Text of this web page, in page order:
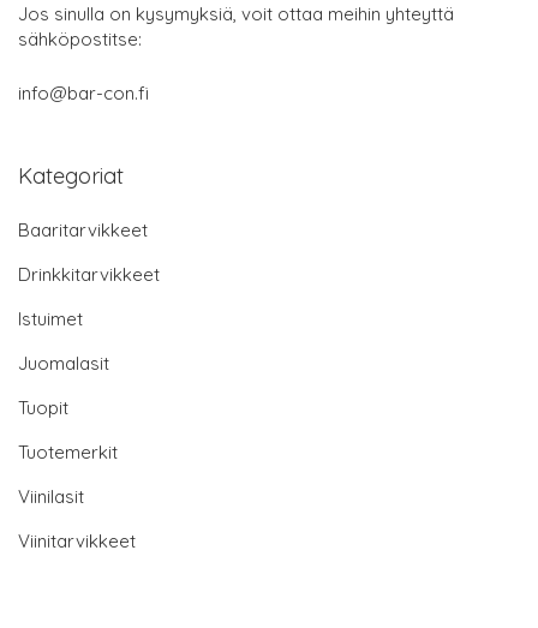
Jos sinulla on kysymyksiä, voit ottaa meihin yhteyttä
sähköpostitse:
info@bar-con.fi
Kategoriat
Baaritarvikkeet
Drinkkitarvikkeet
Istuimet
Juomalasit
Tuopit
Tuotemerkit
Viinilasit
Viinitarvikkeet